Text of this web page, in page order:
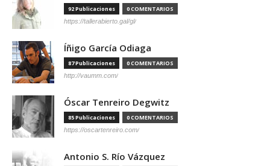
92 Publicaciones 0 COMENTARIOS
https://tallerabierto.gal/gl/
Íñigo García Odiaga
87 Publicaciones 0 COMENTARIOS
http://vaumm.com/
Óscar Tenreiro Degwitz
85 Publicaciones 0 COMENTARIOS
https://oscartenreiro.com/
Antonio S. Río Vázquez